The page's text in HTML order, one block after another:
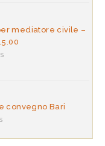
mediatore civile –
convegno Bari